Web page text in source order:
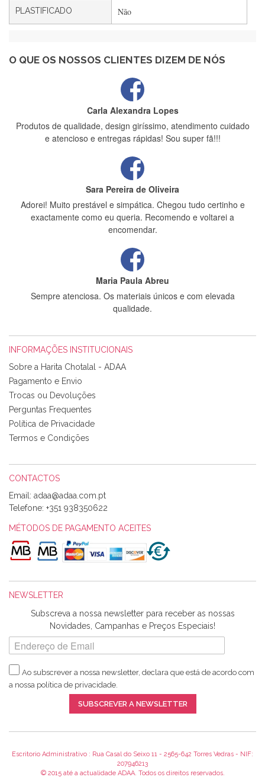
PLASTIFICADO Não
O QUE OS NOSSOS CLIENTES DIZEM DE NÓS
estrelas
Carla Alexandra Lopes
Produtos de qualidade, design giríssimo, atendimento cuidado
e atencioso e entregas rápidas! Sou super fã!!!
Sara Pereira de Oliveira
Adorei! Muito prestável e simpática. Chegou tudo certinho e
exactamente como eu queria. Recomendo e voltarei a
encomendar.
Maria Paula Abreu
Sempre atenciosa. Os materiais únicos e com elevada
qualidade.
Tudo chegou em condições, pois os produtos vieram muito
bem acondicionados. Estou plenamente satisfeita com os
produtos adquiridos. Relativamente à bolsa, tem um tecido
com um padrão e cores muito bonitas e a execução está
perfeitíssima. Futuramente penso voltar a comprar na vossa
loja, têm excelentes artigos a um preço muito justo. A
Alexandra Morais
Olá boa Noite. Os meus tecidos chegaram hoje. Muito
obrigada pelo miminho que dá um jeitaço pras minhas linhas
de bordar e não sei o que pões nos tecidos, mas que cheiram
maravilhosamente ... cheiram! :) Muito Obrigada.
Harita a minha encomenda já chegou. :) Muito obrigada pela
rapidez no envio, pela qualidade dos materiais que me
enviaste e pela simpatia de sempre. :)
Catarina Amaro
5 estrelas. Gosto muito do serviço. A Harita Chotalal é muito
Recomendo.
INFORMAÇÕES INSTITUCIONAIS
Sobre a Harita Chotalal - ADAA
Pagamento e Envio
Trocas ou Devoluções
Perguntas Frequentes
Política de Privacidade
Termos e Condições
CONTACTOS
Email:
Telefone: +351 938350622
MÉTODOS DE PAGAMENTO ACEITES
NEWSLETTER
Subscreva a nossa newsletter para receber as nossas
Novidades, Campanhas e Preços Especiais!
Ao subscrever a nossa newsletter, declara que está de acordo com
a nossa política de privacidade.
SUBSCREVER A NEWSLETTER
Escritorio Administrativo : Rua Casal do Seixo 11 - 2565-642 Torres Vedras - NIF:
207946213
© 2015 até a actualidade ADAA. Todos os direitos reservados.